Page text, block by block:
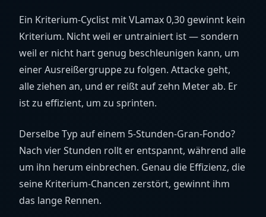
Ein Kriterium-Cyclist mit VLamax 0,30 gewinnt kein
Kriterium. Nicht weil er untrainiert ist — sondern
weil er nicht hart genug beschleunigen kann, um
einer Ausreißergruppe zu folgen. Attacke geht,
alle ziehen an, und er reißt auf zehn Meter ab. Er
ist zu effizient, um zu sprinten.
Derselbe Typ auf einem 5-Stunden-Gran-Fondo?
Nach vier Stunden rollt er entspannt, während alle
um ihn herum einbrechen. Genau die Effizienz, die
seine Kriterium-Chancen zerstört, gewinnt ihm
das lange Rennen.